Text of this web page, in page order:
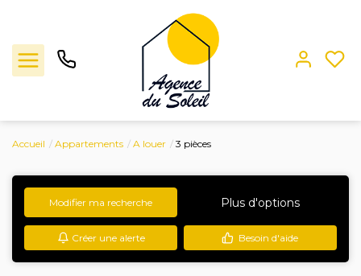
Locations
Estimation
Accueil Appartements A louer 3 pièces
Modifier ma recherche Plus d'options
Créer une alerte Besoin d'aide